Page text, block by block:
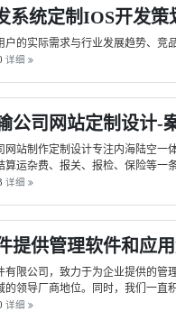
系统定制IOS开发策
户的实际需求与行业发展趋势、竞
详细
公司网站定制设计-
网站制作定制设计专注内海陆空一
算运杂费、报关、报检、保险等一
详细
提供管理软件和应
有限公司，致力于为企业提供的管
的领导厂商地位。同时，我们一直
详细